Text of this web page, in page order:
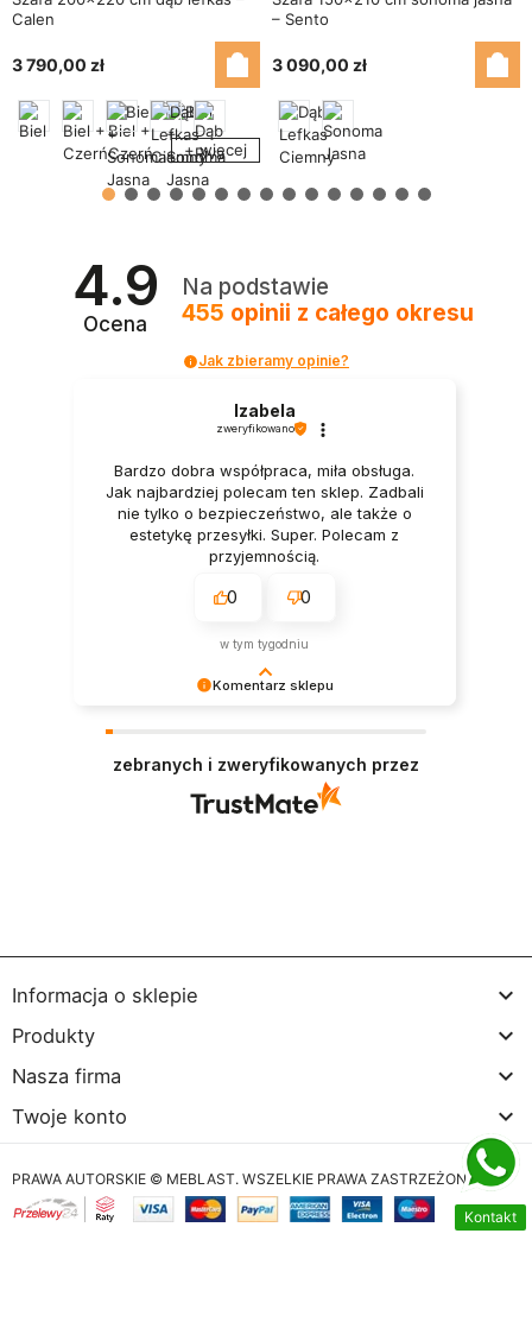
Calen
3 790,00 zł
+ więcej
– Sento
3 090,00 zł
4.9
Ocena
Na podstawie
455 opinii z całego okresu
Jak zbieramy opinie?
Komentarz sklepu
że jesteśmy na właściwym torze :) Z
pozdrowieniami, obsługa sklepu.
Izabela
zweryfikowano
Bardzo dobra współpraca, miła obsługa.
Jak najbardziej polecam ten sklep. Zadbali
nie tylko o bezpieczeństwo, ale także o
estetykę przesyłki. Super. Polecam z
przyjemnością.
0 0
w tym tygodniu
zebranych i zweryfikowanych przez
Informacja o sklepie 
Produkty 
Nasza firma 
Twoje konto 
Kontakt
PRAWA AUTORSKIE © MEBLAST. WSZELKIE PRAWA ZASTRZEŻONE